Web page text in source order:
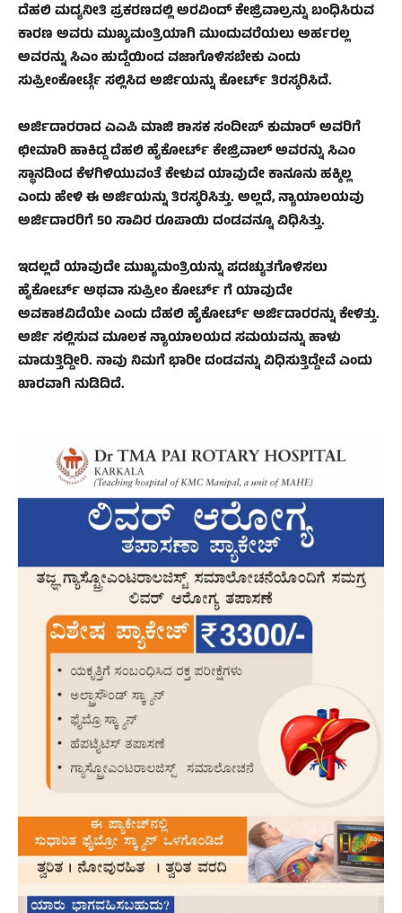
ದೆಹಲಿ ಮದ್ಯನೀತಿ ಪ್ರಕರಣದಲ್ಲಿ ಅರವಿಂದ್ ಕೇಜ್ರಿವಾಲ್ರನ್ನು ಬಂಧಿಸಿರುವ
ಕಾರಣ ಅವರು ಮುಖ್ಯಮಂತ್ರಿಯಾಗಿ ಮುಂದುವರೆಯಲು ಅರ್ಹರಲ್ಲ
ಅವರನ್ನು ಸಿಎಂ ಹುದ್ದೆಯಿಂದ ವಜಾಗೊಳಿಸಬೇಕು ಎಂದು
ಸುಪ್ರೀಂಕೋರ್ಟ್ಗೆ ಸಲ್ಲಿಸಿದ ಅರ್ಜಿಯನ್ನು ಕೋರ್ಟ್ ತಿರಸ್ಕರಿಸಿದೆ.
ಅರ್ಜಿದಾರರಾದ ಎಎಪಿ ಮಾಜಿ ಶಾಸಕ ಸಂದೀಪ್ ಕುಮಾರ್ ಅವರಿಗೆ
ಛೀಮಾರಿ ಹಾಕಿದ್ದ ದೆಹಲಿ ಹೈಕೋರ್ಟ್ ಕೇಜ್ರಿವಾಲ್ ಅವರನ್ನು ಸಿಎಂ
ಸ್ಥಾನದಿಂದ ಕೆಳಗಿಳಿಯುವಂತೆ ಕೇಳುವ ಯಾವುದೇ ಕಾನೂನು ಹಕ್ಕಿಲ್ಲ
ಎಂದು ಹೇಳಿ ಈ ಅರ್ಜಿಯನ್ನು ತಿರಸ್ಕರಿಸಿತ್ತು. ಅಲ್ಲದೆ, ನ್ಯಾಯಾಲಯವು
ಅರ್ಜಿದಾರರಿಗೆ 50 ಸಾವಿರ ರೂಪಾಯಿ ದಂಡವನ್ನೂ ವಿಧಿಸಿತ್ತು.
ಇದಲ್ಲದೆ ಯಾವುದೇ ಮುಖ್ಯಮಂತ್ರಿಯನ್ನು ಪದಚ್ಯುತಗೊಳಿಸಲು
ಹೈಕೋರ್ಟ್ ಅಥವಾ ಸುಪ್ರೀಂ ಕೋರ್ಟ್ ಗೆ ಯಾವುದೇ
ಅವಕಾಶವಿದೆಯೇ ಎಂದು ದೆಹಲಿ ಹೈಕೋರ್ಟ್ ಅರ್ಜಿದಾರರನ್ನು ಕೇಳಿತ್ತು.
ಅರ್ಜಿ ಸಲ್ಲಿಸುವ ಮೂಲಕ ನ್ಯಾಯಾಲಯದ ಸಮಯವನ್ನು ಹಾಳು
ಮಾಡುತ್ತಿದ್ದೀರಿ. ನಾವು ನಿಮಗೆ ಭಾರೀ ದಂಡವನ್ನು ವಿಧಿಸುತ್ತಿದ್ದೇವೆ ಎಂದು
ಖಾರವಾಗಿ ನುಡಿದಿದೆ.